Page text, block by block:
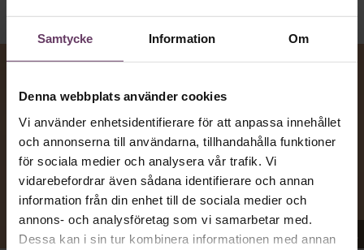
Samtycke Information Om
Denna webbplats använder cookies
Vi använder enhetsidentifierare för att anpassa innehållet
och annonserna till användarna, tillhandahålla funktioner
för sociala medier och analysera vår trafik. Vi
vidarebefordrar även sådana identifierare och annan
information från din enhet till de sociala medier och
annons- och analysföretag som vi samarbetar med.
Dessa kan i sin tur kombinera informationen med annan
Appen Sinceerly imiterar vd:ars kortfattade språk.